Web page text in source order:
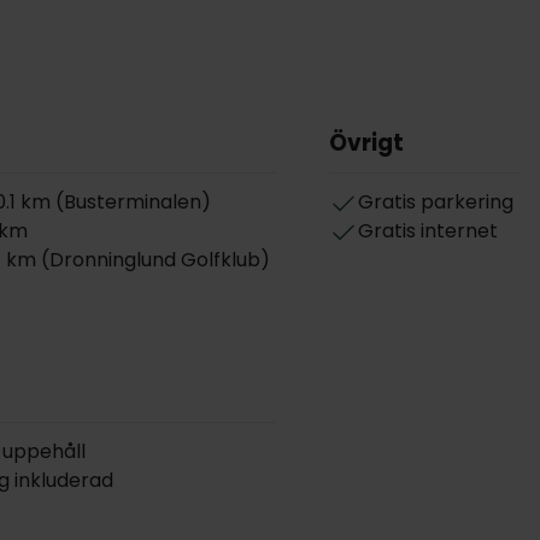
km (Busterminalen)
(Dronninglund Golfklub)
Övrigt
Gratis parkering
Gratis internet
uppehåll
inkluderad